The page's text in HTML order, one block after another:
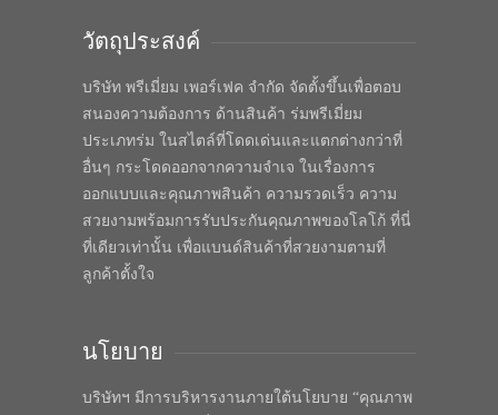
วัตถุประสงค์
บริษัท พรีเมี่ยม เพอร์เฟค จำกัด จัดตั้งขึ้นเพื่อตอบ
สนองความต้องการ ด้านสินค้า ร่มพรีเมี่ยม
ประเภทร่ม ในสไตล์ที่โดดเด่นและแตกต่างกว่าที่
อื่นๆ กระโดดออกจากความจำเจ ในเรื่องการ
ออกแบบและคุณภาพสินค้า ความรวดเร็ว ความ
สวยงามพร้อมการรับประกันคุณภาพของโลโก้ ที่นี่
ที่เดียวเท่านั้น เพื่อแบนด์สินค้าที่สวยงามตามที่
ลูกค้าตั้งใจ
นโยบาย
บริษัทฯ มีการบริหารงานภายใต้นโยบาย “คุณภาพ